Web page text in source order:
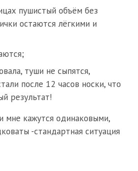
пушистый объём без
остаются лёгкими и
туши не сыпятся,
после 12 часов носки, что
результат!
мне кажутся одинаковыми,
-стандартная ситуация